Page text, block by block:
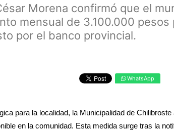
Morena confirmó que el
mensual de 3.100.000
por el banco provincial.
WhatsApp
para la localidad, la Municipalidad de
en la comunidad. Esta medida surge tras la